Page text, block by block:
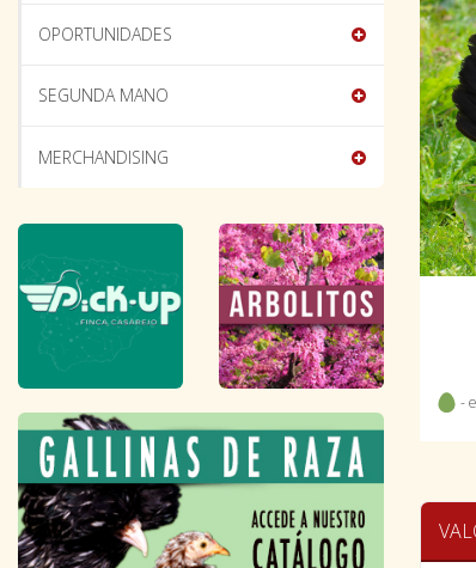
-
OPORTUNIDADES
SEGUNDA MANO
MERCHANDISING